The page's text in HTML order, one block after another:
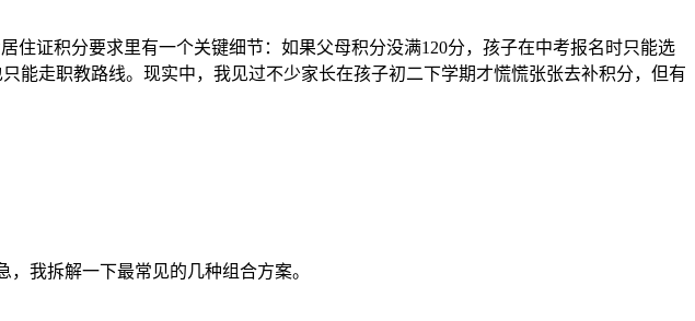
住证积分要求里有一个关键细节：如果父母积分没满120分，孩子在中考报名时只能选
能走职教路线。现实中，我见过不少家长在孩子初二下学期才慌慌张张去补积分，但有
我拆解一下最常见的几种组合方案。